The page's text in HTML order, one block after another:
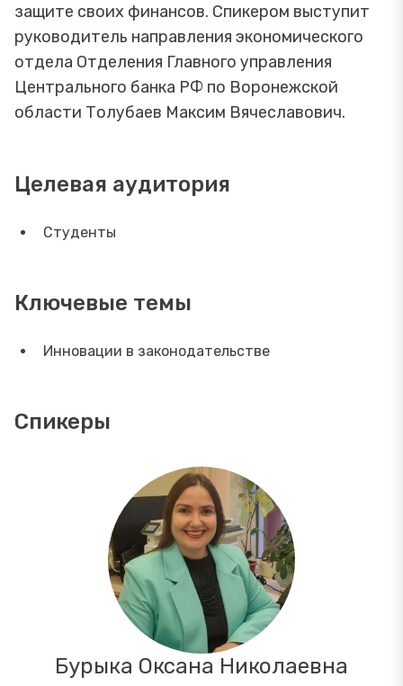
защите своих финансов. Спикером выступит
руководитель направления экономического
отдела Отделения Главного управления
Центрального банка РФ по Воронежской
области Толубаев Максим Вячеславович.
Целевая аудитория
Студенты
Ключевые темы
Инновации в законодательстве
Спикеры
Бурыка Оксана Николаевна